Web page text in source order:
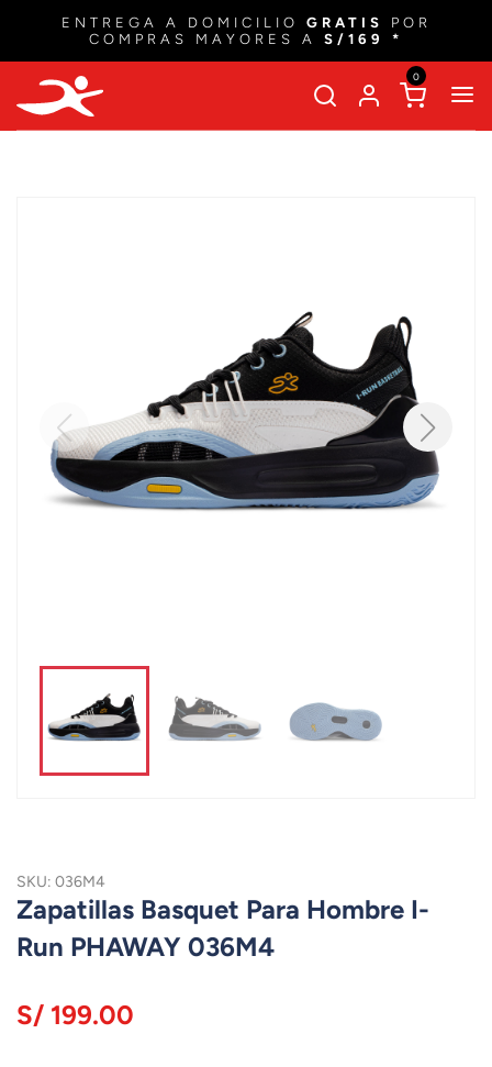
ENTREGA A DOMICILIO GRATIS
POR
COMPRAS MAYORES A S/169 *
0
SKU: 036M4
Zapatillas Basquet Para Hombre I-
Run PHAWAY 036M4
S/ 199.00